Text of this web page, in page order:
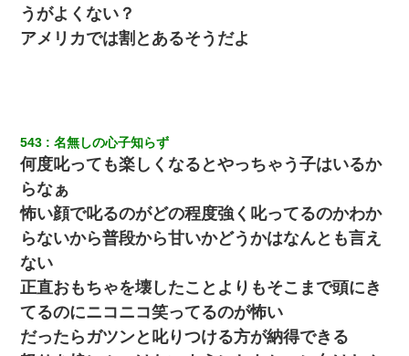
うがよくない？
アメリカでは割とあるそうだよ
543 名無しの心子知らず
何度叱っても楽しくなるとやっちゃう子はいるか
らなぁ
怖い顔で叱るのがどの程度強く叱ってるのかわか
らないから普段から甘いかどうかはなんとも言え
ない
正直おもちゃを壊したことよりもそこまで頭にき
てるのにニコニコ笑ってるのが怖い
だったらガツンと叱りつける方が納得できる